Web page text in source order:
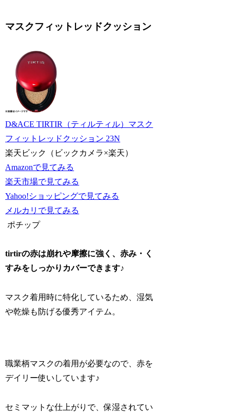
マスクフィットレッドクッション
D&ACE TIRTIR（ティルティル）マスク
フィットレッドクッション 23N
楽天ビック（ビックカメラ×楽天）
Amazonで見てみる
楽天市場で見てみる
Yahoo!ショッピングで見てみる
メルカリで見てみる
ポチップ
tirtirの赤は崩れや摩擦に強く、赤み・く
すみをしっかりカバーできます♪
マスク着用時に特化しているため、湿気
や乾燥も防げる優秀アイテム。
職業柄マスクの着用が必要なので、赤を
デイリー使いしています♪
セミマットな仕上がりで、保湿されてい